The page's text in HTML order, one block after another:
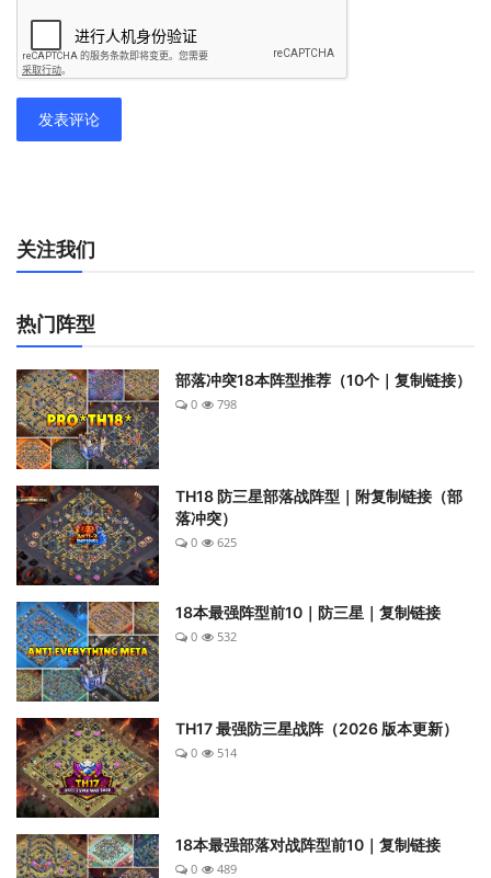
发表评论
关注我们
热门阵型
部落冲突18本阵型推荐（10个｜复制链接）
0 798
TH18 防三星部落战阵型｜附复制链接（部
落冲突）
0 625
18本最强阵型前10｜防三星｜复制链接
0 532
TH17 最强防三星战阵（2026 版本更新）
0 514
18本最强部落对战阵型前10｜复制链接
0 489